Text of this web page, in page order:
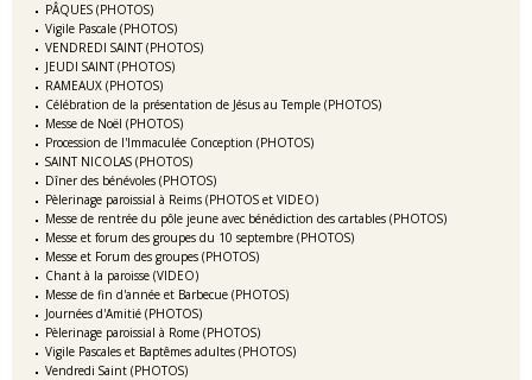
PÂQUES (PHOTOS)
Vigile Pascale (PHOTOS)
VENDREDI SAINT (PHOTOS)
JEUDI SAINT (PHOTOS)
RAMEAUX (PHOTOS)
Célébration de la présentation de Jésus au Temple (PHOTOS)
Messe de Noël (PHOTOS)
Procession de l'Immaculée Conception (PHOTOS)
SAINT NICOLAS (PHOTOS)
Dîner des bénévoles (PHOTOS)
Pèlerinage paroissial à Reims (PHOTOS et VIDEO)
Messe de rentrée du pôle jeune avec bénédiction des cartables (PHOTOS)
Messe et forum des groupes du 10 septembre (PHOTOS)
Messe et Forum des groupes (PHOTOS)
Chant à la paroisse (VIDEO)
Messe de fin d'année et Barbecue (PHOTOS)
Journées d'Amitié (PHOTOS)
Pèlerinage paroissial à Rome (PHOTOS)
Vigile Pascales et Baptêmes adultes (PHOTOS)
Vendredi Saint (PHOTOS)